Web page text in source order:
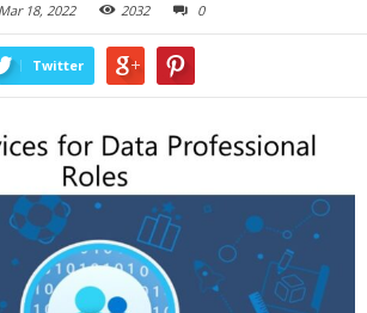
Mar 18, 2022 2032 0
Twitter